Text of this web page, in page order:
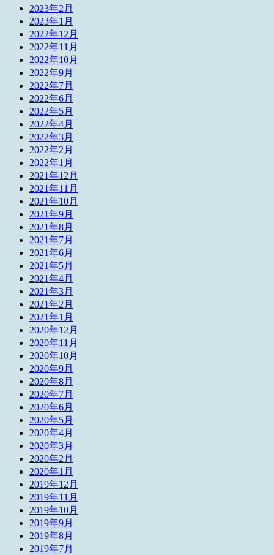
2023年2月
2023年1月
2022年12月
2022年11月
2022年10月
2022年9月
2022年7月
2022年6月
2022年5月
2022年4月
2022年3月
2022年2月
2022年1月
2021年12月
2021年11月
2021年10月
2021年9月
2021年8月
2021年7月
2021年6月
2021年5月
2021年4月
2021年3月
2021年2月
2021年1月
2020年12月
2020年11月
2020年10月
2020年9月
2020年8月
2020年7月
2020年6月
2020年5月
2020年4月
2020年3月
2020年2月
2020年1月
2019年12月
2019年11月
2019年10月
2019年9月
2019年8月
2019年7月